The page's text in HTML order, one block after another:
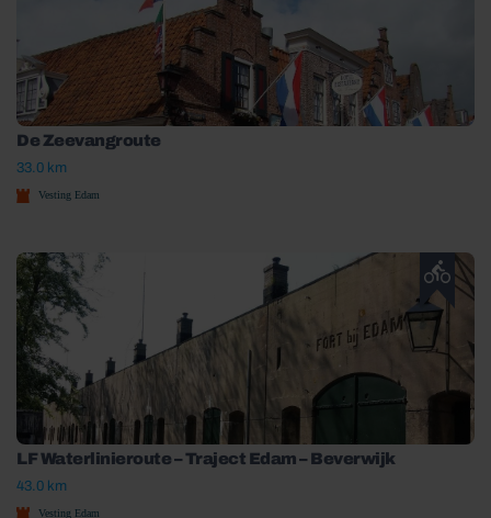
De Zeevangroute
33.0 km
Vesting Edam
LF Waterlinieroute – Traject Edam – Beverwijk
43.0 km
Vesting Edam